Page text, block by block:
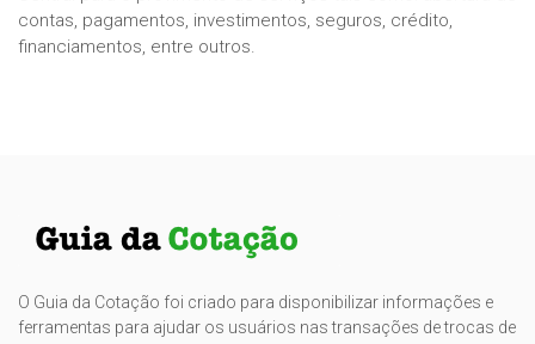
contas, pagamentos, investimentos, seguros, crédito,
financiamentos, entre outros.
O Guia da Cotação foi criado para disponibilizar informações e
ferramentas para ajudar os usuários nas transações de trocas de